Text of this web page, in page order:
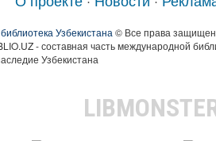
Узбекистана © Все права
- составная часть международной
Узбекистана